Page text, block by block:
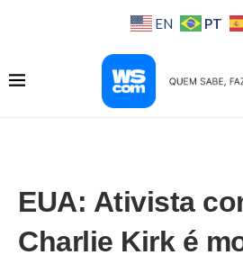
EN PT
EUA: Ativista
Charlie Kirk é